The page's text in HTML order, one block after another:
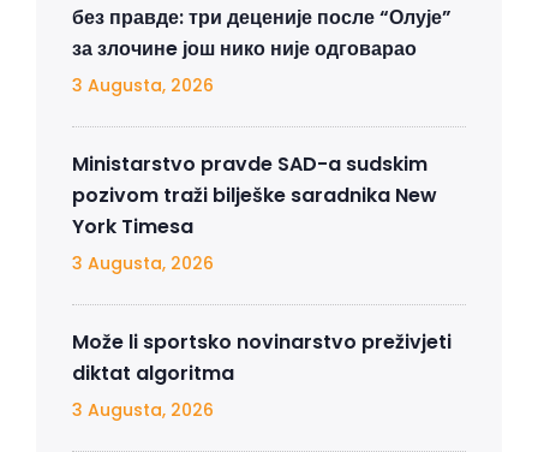
без правде: три деценије после “Олује”
за злочинe још нико није одговарао
3 Augusta, 2026
Ministarstvo pravde SAD-a sudskim
pozivom traži bilješke saradnika New
York Timesa
3 Augusta, 2026
Može li sportsko novinarstvo preživjeti
diktat algoritma
3 Augusta, 2026